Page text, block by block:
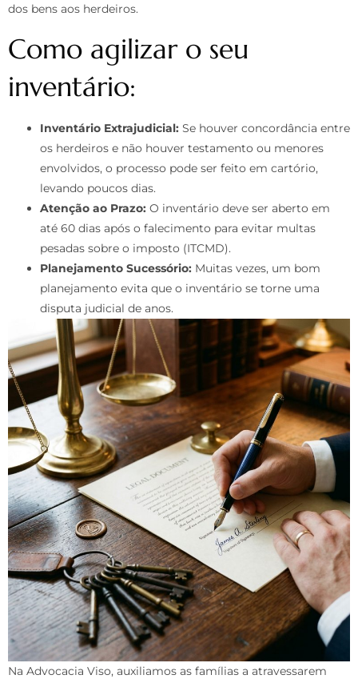
dos bens aos herdeiros.
Como agilizar o seu
inventário:
Inventário Extrajudicial: Se houver concordância entre
os herdeiros e não houver testamento ou menores
envolvidos, o processo pode ser feito em cartório,
levando poucos dias.
Atenção ao Prazo: O inventário deve ser aberto em
até 60 dias após o falecimento para evitar multas
pesadas sobre o imposto (ITCMD).
Planejamento Sucessório: Muitas vezes, um bom
planejamento evita que o inventário se torne uma
disputa judicial de anos.
Na Advocacia Viso, auxiliamos as famílias a atravessarem